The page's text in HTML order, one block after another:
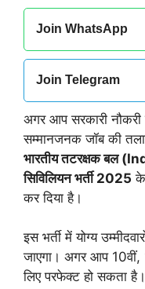
Join WhatsApp
Join Telegram
अगर आप सरकारी
सम्मानजनक जॉब की
भारतीय तटरक्षक बल
सिविलियन भर्ती 2025 के
कर दिया है।
इस भर्ती में योग्य
जाएगा। अगर आप 10वीं,
लिए परफेक्ट हो सकता है।